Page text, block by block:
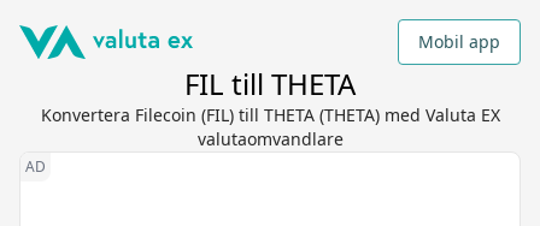
Mobil app
FIL till THETA
Konvertera Filecoin (FIL) till THETA (THETA) med Valuta EX
valutaomvandlare